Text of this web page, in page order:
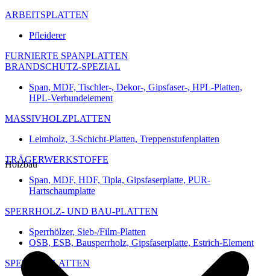
ARBEITSPLATTEN
Pfleiderer
FURNIERTE SPANPLATTEN
BRANDSCHUTZ-SPEZIAL
Span, MDF, Tischler-, Dekor-, Gipsfaser-, HPL-Platten,
HPL-Verbundelement
MASSIVHOLZPLATTEN
Leimholz, 3-Schicht-Platten, Treppenstufenplatten
TRÄGERWERKSTOFFE
Span, MDF, HDF, Tipla, Gipsfaserplatte, PUR-
Hartschaumplatte
SPERRHOLZ- UND BAU-PLATTEN
Sperrhölzer, Sieb-/Film-Platten
OSB, ESB, Bausperrholz, Gipsfaserplatte, Estrich-Element
SPEZIAL-PLATTEN
Holzbau